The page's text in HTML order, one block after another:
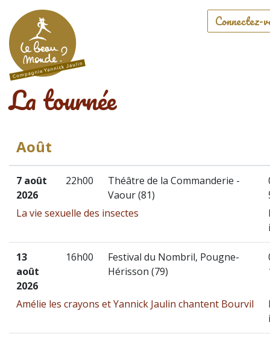
Connectez-
La tournée
août
7 août
2026
22h00
Théâtre de la Commanderie -
Vaour (81)
La vie sexuelle des insectes
13
août
2026
16h00
Festival du Nombril, Pougne-
Hérisson (79)
Amélie les crayons et Yannick Jaulin chantent Bourvil